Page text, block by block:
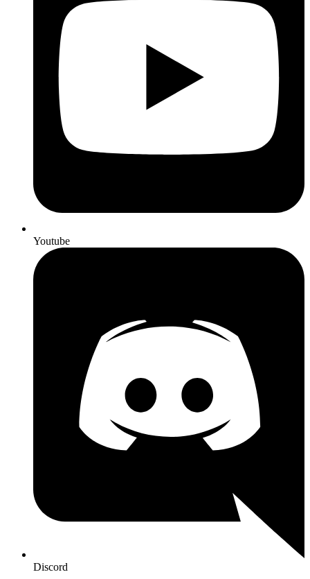
Youtube
Discord